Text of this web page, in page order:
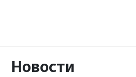
Новости